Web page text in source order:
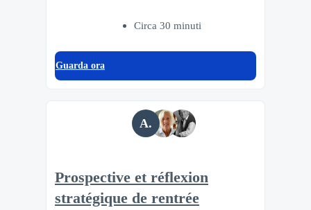
Circa 30 minuti
Guarda ora
A.
Prospective et réflexion
stratégique de rentrée